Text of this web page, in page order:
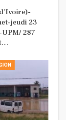
jeudi 23
287